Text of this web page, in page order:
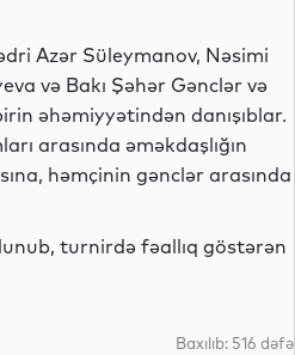
Azər Süleymanov, Nəsimi
və Bakı Şəhər Gənclər və
əhəmiyyətindən danışıblar.
arasında əməkdaşlığın
həmçinin gənclər arasında
turnirdə fəallıq göstərən
Baxılıb: 516 dəfə